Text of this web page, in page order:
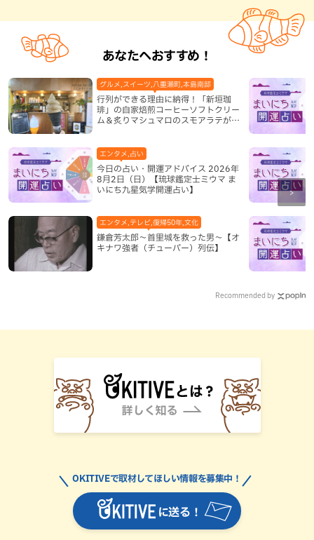
あなたへおすすめ！
行列ができる理由に納得！「新垣珈
琲」の自家焙煎コーヒーソフトクリー
ム＆炙りマシュマロのスモアラテが絶
グルメ,スイーツ,八重瀬町,本島南部
今日の占い・開運アドバイス 2026年
8月2日（日）【琉球鑑定士ミウマ ま
いにち九星気学開運占い】
エンタメ,占い
鎌倉芳太郎～首里城を救った男～【オ
キナワ強者（チューバー）列伝】
エンタメ,テレビ,復帰50年,文化
Recommended by
に送る！
OKITIVEで取材してほしい情報を募集中！